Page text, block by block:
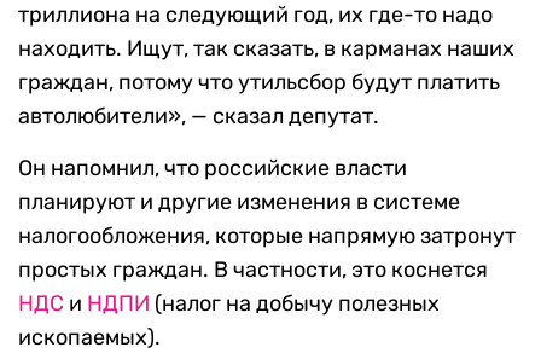
триллиона на следующий год, их где-то надо
находить. Ищут, так сказать, в карманах наших
граждан, потому что утильсбор будут платить
автолюбители», — сказал депутат.
Он напомнил, что российские власти
планируют и другие изменения в системе
налогообложения, которые напрямую затронут
простых граждан. В частности, это коснется
НДС и НДПИ (налог на добычу полезных
ископаемых).